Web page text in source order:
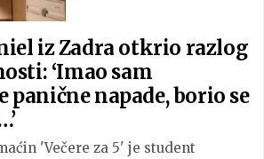
iz Zadra otkrio razlog
‘Imao sam
panične napade, borio se
'Večere za 5' je student